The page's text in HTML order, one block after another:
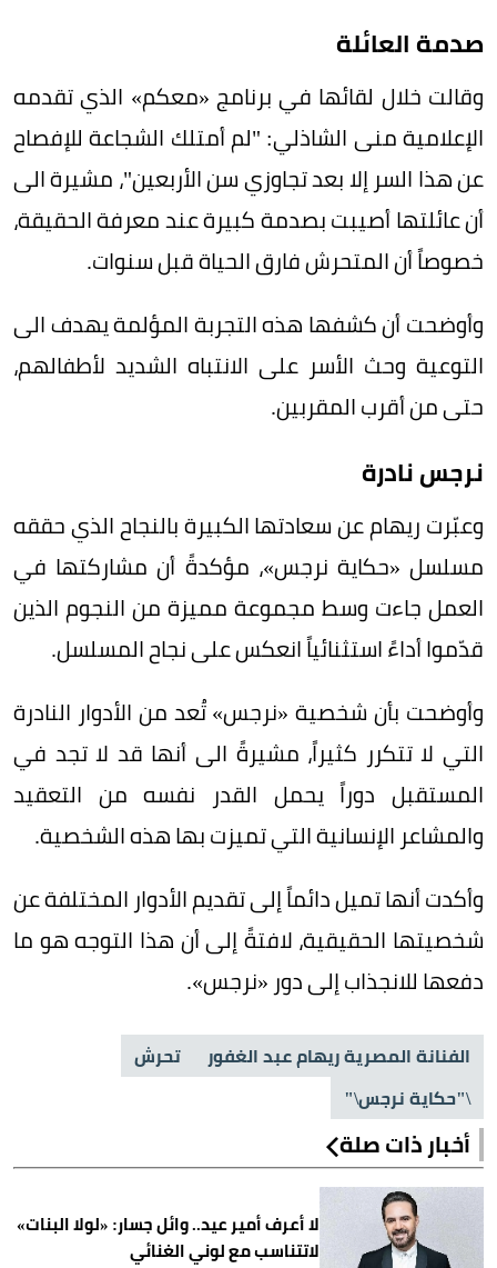
صدمة العائلة
وقالت خلال لقائها في برنامج «معكم» الذي تقدمه
الإعلامية منى الشاذلي: "لم أمتلك الشجاعة للإفصاح
عن هذا السر إلا بعد تجاوزي سن الأربعين"، مشيرة الى
أن عائلتها أصيبت بصدمة كبيرة عند معرفة الحقيقة،
خصوصاً أن المتحرش فارق الحياة قبل سنوات.
وأوضحت أن كشفها هذه التجربة المؤلمة يهدف الى
التوعية وحث الأسر على الانتباه الشديد لأطفالهم،
حتى من أقرب المقربين.
نرجس نادرة
وعبّرت ريهام عن سعادتها الكبيرة بالنجاح الذي حققه
مسلسل «حكاية نرجس»، مؤكدةً أن مشاركتها في
العمل جاءت وسط مجموعة مميزة من النجوم الذين
قدّموا أداءً استثنائياً انعكس على نجاح المسلسل.
وأوضحت بأن شخصية «نرجس» تُعد من الأدوار النادرة
التي لا تتكرر كثيراً، مشيرةً الى أنها قد لا تجد في
المستقبل دوراً يحمل القدر نفسه من التعقيد
والمشاعر الإنسانية التي تميزت بها هذه الشخصية.
وأكدت أنها تميل دائماً إلى تقديم الأدوار المختلفة عن
شخصيتها الحقيقية، لافتةً إلى أن هذا التوجه هو ما
دفعها للانجذاب إلى دور «نرجس».
الفنانة المصرية ريهام عبد الغفور
تحرش
\"حكاية نرجس\"
أخبار ذات صلة
لا أعرف أمير عيد.. وائل جسار: «لولا البنات»
لاتتناسب مع لوني الغنائي